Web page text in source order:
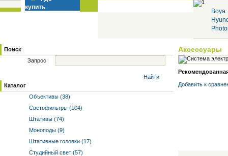
купить
Boya
Поиск
Запрос
Найти
Каталог
Объективы (38)
Светофильтры (104)
Штативы (74)
Моноподы (9)
Штативные головки (17)
Студийный свет (57)
Аксессуары
Добавить к